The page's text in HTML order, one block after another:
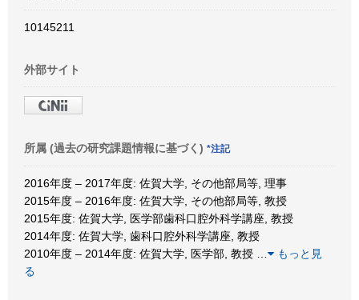
10145211
外部サイト
所属 (過去の研究課題情報に基づく) *注記
2016年度 – 2017年度: 佐賀大学, その他部局等, 理事
2015年度 – 2016年度: 佐賀大学, その他部局等, 教授
2015年度: 佐賀大学, 医学部歯科口腔外科学講座, 教授
2014年度: 佐賀大学, 歯科口腔外科学講座, 教授
2010年度 – 2014年度: 佐賀大学, 医学部, 教授
もっと見
る